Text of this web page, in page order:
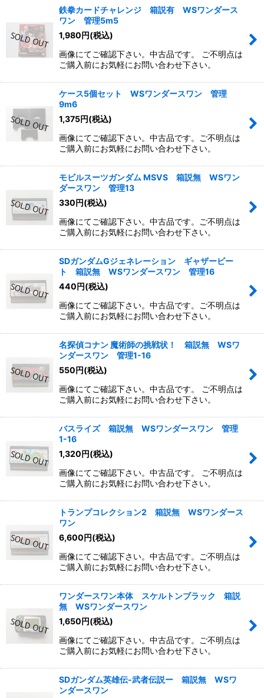
鉄拳カードチャレンジ 箱説有 WSワンダース
ワン 管理5m5
1,980円(税込)
画像にてご確認下さい。中古品です。 ご不明点は
ご購入前にお気軽にお問い合わせ下さい。
ケース5個セット WSワンダースワン 管理
9m6
1,375円(税込)
画像にてご確認下さい。中古品です。ご不明点は
ご購入前にお気軽にお問い合わせ下さい。
モビルスーツガンダム MSVS 箱説無 WSワン
ダースワン 管理13
330円(税込)
画像にてご確認下さい。中古品です。ご不明点は
ご購入前にお気軽にお問い合わせ下さい。
SDガンダムGジェネレーション ギャザービー
ト 箱説無 WSワンダースワン 管理16
440円(税込)
画像にてご確認下さい。中古品です。ご不明点は
ご購入前にお気軽にお問い合わせ下さい。
名探偵コナン 魔術師の挑戦状！ 箱説無 WSワ
ンダースワン 管理1-16
550円(税込)
画像にてご確認下さい。中古品です。 ご不明点は
ご購入前にお気軽にお問い合わせ下さい。
バスライズ 箱説無 WSワンダースワン 管理
1-16
1,320円(税込)
画像にてご確認下さい。中古品です。 ご不明点は
ご購入前にお気軽にお問い合わせ下さい。
トランプコレクション2 箱説無 WSワンダース
ワン
6,600円(税込)
画像にてご確認下さい。中古品です。ご不明点は
ご購入前にお気軽にお問い合わせ下さい。
ワンダースワン本体 スケルトンブラック 箱説
無 WSワンダースワン
1,650円(税込)
画像にてご確認下さい。中古品です。ご不明点は
ご購入前にお気軽にお問い合わせ下さい。
SDガンダム英雄伝-武者伝説ー 箱説無 WSワ
ンダースワン